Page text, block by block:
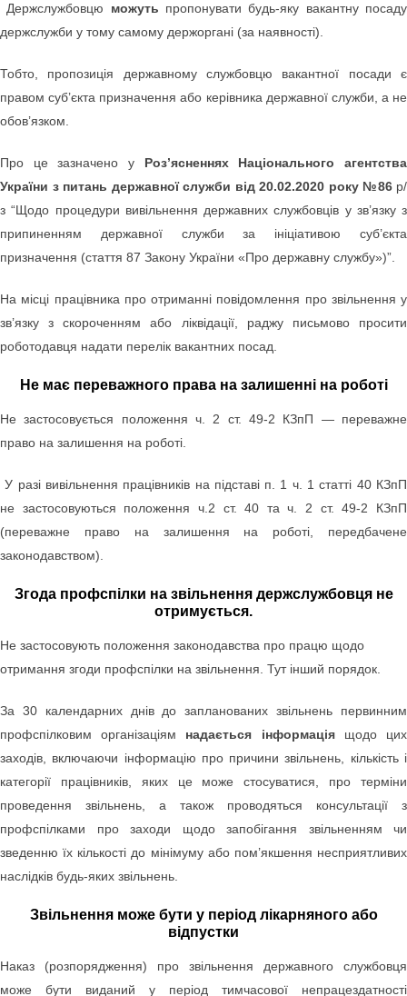
Держслужбовцю можуть пропонувати будь-яку вакантну посаду
держслужби у тому самому держоргані (за наявності)
Тобто, пропозиція державному службовцю вакантної посадиє
правом суб’єкта призначення або керівника державної служби, а не
обов’язком.
Про це зазначено у Роз’ясненнях Національного агентства
України з питань державної служби від 20.02.2020 року №86р/
з “Щодо процедури вивільнення державних службовців у зв’язку з
припиненням державної служби за ініціативою суб’єкта
призначення (стаття 87 Закону України «Про державну службу»)”.
На місці працівника про отриманні повідомлення про звільнення у
зв’язку з скороченням або ліквідації, раджу письмово просити
роботодавця надати перелік вакантних посад.
Не має переважного права на залишенні на роботі
Не застосовується положення ч. 2 ст. 49-2 КЗпП — переважне
право на залишення на роботі.
У разі вивільнення працівників на підставі п. 1 ч. 1 статті 40 КЗпП
не застосовуються положення ч.2 ст. 40 та ч. 2 ст. 49-2 КЗпП
(переважне право на залишення на роботі, передбачене
законодавством).
Згода профспілки на звільнення держслужбовця не
отримується.
Не застосовують положення законодавства про працю щодо
отримання згоди профспілки на звільнення. Тут інший порядок.
За 30 календарних днів до запланованих звільнень первинним
профспілковим організаціям надається інформаціящодо цих
заходів, включаючи інформацію про причини звільнень, кількість і
категорії працівників, яких це може стосуватися, про терміни
проведення звільнень, а також проводяться консультації з
профспілками про заходи щодо запобігання звільненням чи
зведенню їх кількості до мінімуму або пом’якшення несприятливих
наслідків будь-яких звільнень.
Звільнення може бути у період лікарняного або
відпустки
Наказ (розпорядження) про звільнення державного службовця
може бути виданий у період тимчасової непрацездатності